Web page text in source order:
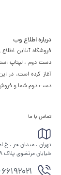
درباره اطلاع وب
دست دوم ، لپتاپ
آغاز کرده است. در
دست دوم شما و فروش
تماس با ما
تهران ، میدان حر ، خ
خیابان مرتضوی پلاک 8 طبقه همکف
66192021